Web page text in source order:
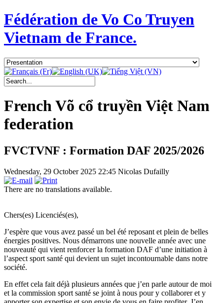
Fédération de Vo Co Truyen
Vietnam de France.
French Võ cổ truyền Việt Nam
federation
FVCTVNF : Formation DAF 2025/2026
Wednesday, 29 October 2025 22:45 Nicolas Dufailly
There are no translations available.
Chers(es) Licenciés(es),
J’espère que vous avez passé un bel été reposant et plein de belles
énergies positives. Nous démarrons une nouvelle année avec une
nouveauté qui vient renforcer la formation DAF d’une initiation à
l’aspect sport santé qui devient un sujet incontournable dans notre
société.
En effet cela fait déjà plusieurs années que j’en parle autour de moi
et la commission sport santé se joint à nous pour y collaborer et y